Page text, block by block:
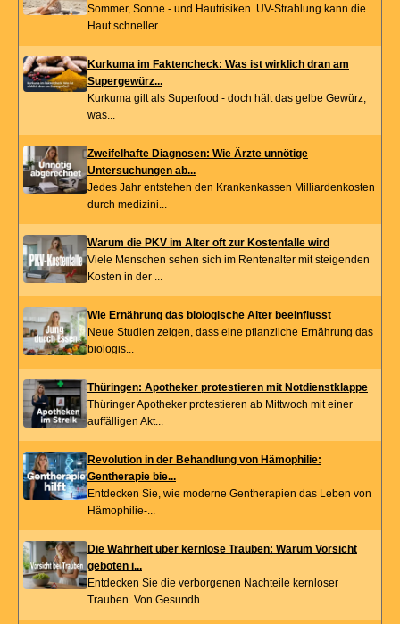
Sommer, Sonne - und Hautrisiken. UV-Strahlung kann die
Haut schneller ...
Kurkuma im Faktencheck: Was ist wirklich dran am
Supergewürz...
Kurkuma gilt als Superfood - doch hält das gelbe Gewürz,
was...
Zweifelhafte Diagnosen: Wie Ärzte unnötige
Untersuchungen ab...
Jedes Jahr entstehen den Krankenkassen Milliardenkosten
durch medizini...
Warum die PKV im Alter oft zur Kostenfalle wird
Viele Menschen sehen sich im Rentenalter mit steigenden
Kosten in der ...
Wie Ernährung das biologische Alter beeinflusst
Neue Studien zeigen, dass eine pflanzliche Ernährung das
biologis...
Thüringen: Apotheker protestieren mit Notdienstklappe
Thüringer Apotheker protestieren ab Mittwoch mit einer
auffälligen Akt...
Revolution in der Behandlung von Hämophilie:
Gentherapie bie...
Entdecken Sie, wie moderne Gentherapien das Leben von
Hämophilie-...
Die Wahrheit über kernlose Trauben: Warum Vorsicht
geboten i...
Entdecken Sie die verborgenen Nachteile kernloser
Trauben. Von Gesundh...